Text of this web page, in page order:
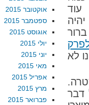
עוד
לא
דבר
אוקטובר 2015
ספטמבר 2015
אוגוסט 2015
יולי 2015
יוני 2015
מאי 2015
אפריל 2015
מרץ 2015
פברואר 2015